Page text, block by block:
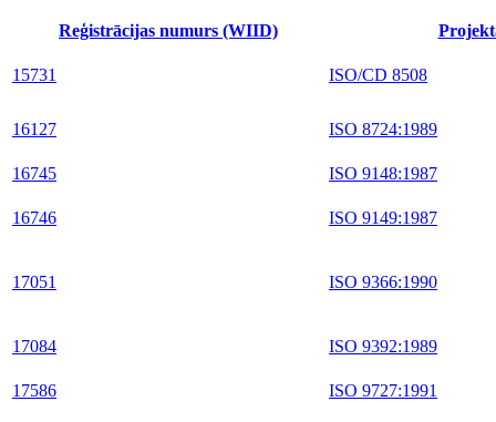
Reģistrācijas numurs (WIID)
15731 ISO/CD 8508
16127 ISO 8724:1989
16745 ISO 9148:1987
16746 ISO 9149:1987
17051 ISO 9366:1990
17084 ISO 9392:1989
17586 ISO 9727:1991